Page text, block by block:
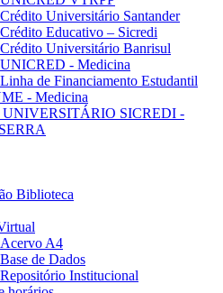
Crédito Universitário Santander
Crédito Educativo – Sicredi
Crédito Universitário Banrisul
UNICRED - Medicina
Linha de Financiamento Estudantil
- Medicina
SICREDI -
Biblioteca
Acervo A4
Base de Dados
Repositório Institucional